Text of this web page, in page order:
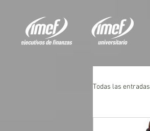
Todas las entradas